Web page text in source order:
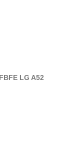
LG A52